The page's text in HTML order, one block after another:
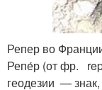
Репер во
Репе́р (от фр.
геодезии —